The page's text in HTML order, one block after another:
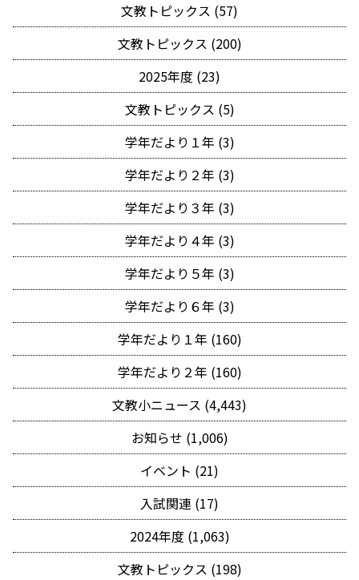
文教トピックス (57)
文教トピックス (200)
2025年度 (23)
文教トピックス (5)
学年だより１年 (3)
学年だより２年 (3)
学年だより３年 (3)
学年だより４年 (3)
学年だより５年 (3)
学年だより６年 (3)
学年だより１年 (160)
学年だより２年 (160)
文教小ニュース (4,443)
お知らせ (1,006)
イベント (21)
入試関連 (17)
2024年度 (1,063)
文教トピックス (198)